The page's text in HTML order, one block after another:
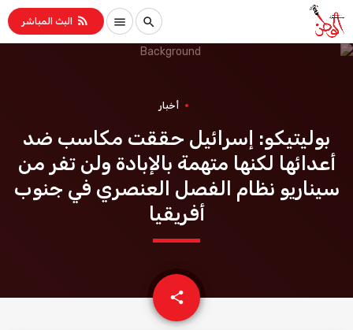
search
menu
rss_feed البث المباشر
أخبار
بوليتيكو: إسرائيل حققت مكاسب ضد
أعدائها لكنها متهمة بالإبادة ولن تفر من
سيناريو نظام الفصل العنصري في جنوب
أفريقيا
share
email